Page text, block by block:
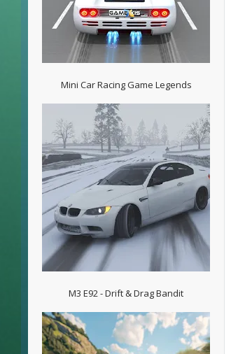
Mini Car Racing Game Legends
M3 E92 - Drift & Drag Bandit